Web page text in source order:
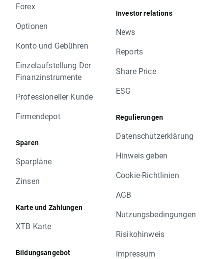
Forex
Optionen
Konto und Gebühren
Einzelaufstellung Der
Finanzinstrumente
Professioneller Kunde
Firmendepot
Sparen
Sparpläne
Zinsen
Karte und Zahlungen
XTB Karte
Bildungsangebot
Investor relations
News
Reports
Share Price
ESG
Regulierungen
Datenschutzerklärung
Hinweis geben
Cookie-Richtlinien
AGB
Nutzungsbedingungen
Risikohinweis
Impressum